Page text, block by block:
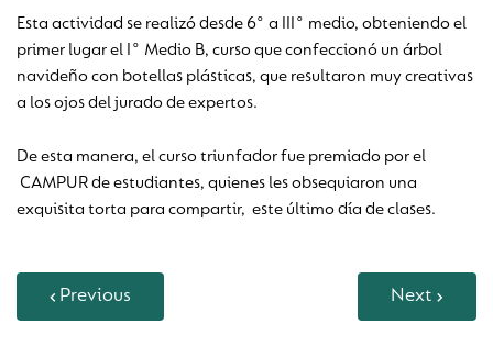
Esta actividad se realizó desde 6° a III° medio, obteniendo el
primer lugar el I° Medio B, curso que confeccionó un árbol
navideño con botellas plásticas, que resultaron muy creativas
a los ojos del jurado de expertos.
De esta manera, el curso triunfador fue premiado por el
CAMPUR de estudiantes, quienes les obsequiaron una
exquisita torta para compartir, este último día de clases.
Previous Next